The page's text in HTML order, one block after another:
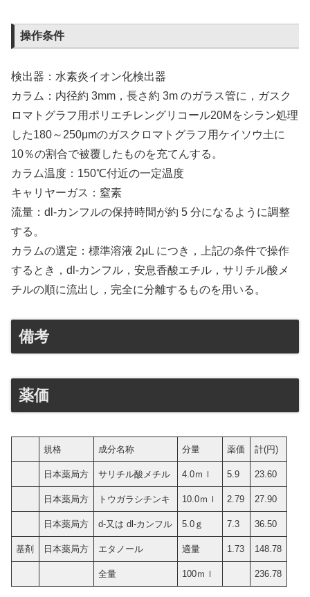
操作条件
検出器：水素炎イオン化検出器
カラム：内径約 3mm，長さ約 3m のガラス管に，ガスク
ロマトグラフ用ポリエチレングリコール20Mをシラン処理
した180～250μmのガスクロマトグラフ用ケイソウ土に
10％の割合で被覆したものを充てんする。
カラム温度：150℃付近の一定温度
キャリヤーガス：窒素
流量：dl‐カンフルの保持時間が約 5 分になるように調整
する。
カラムの選定：標準溶液 2μL につき，上記の条件で操作
するとき，dl‐カンフル，安息香酸エチル，サリチル酸メ
チルの順に流出し，完全に分離するものを用いる。
備考
薬価
規格 成分名称 分量 薬価 計(円)
日本薬局方 サリチル酸メチル 4.0ｍｌ 5.9 23.60
日本薬局方 トウガラシチンキ 10.0ｍｌ 2.79 27.90
日本薬局方 d‐又は dl‐カンフル 5.0ｇ 7.3 36.50
基剤 日本薬局方 エタノール 適量 1.73 148.78
全量 100ｍｌ 236.78